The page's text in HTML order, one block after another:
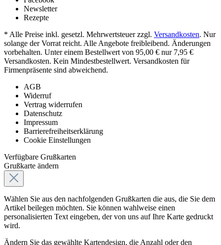
Newsletter
Rezepte
* Alle Preise inkl. gesetzl. Mehrwertsteuer zzgl. Versandkosten. Nur
solange der Vorrat reicht. Alle Angebote freibleibend. Änderungen
vorbehalten. Unter einem Bestellwert von 95,00 € nur 7,95 €
Versandkosten. Kein Mindestbestellwert. Versandkosten für
Firmenpräsente sind abweichend.
AGB
Widerruf
Vertrag widerrufen
Datenschutz
Impressum
Barrierefreiheitserklärung
Cookie Einstellungen
Verfügbare Grußkarten
Grußkarte ändern
Wählen Sie aus den nachfolgenden Grußkarten die aus, die Sie dem
Artikel beilegen möchten. Sie können wahlweise einen
personalisierten Text eingeben, der von uns auf Ihre Karte gedruckt
wird.
Ändern Sie das gewählte Kartendesign, die Anzahl oder den